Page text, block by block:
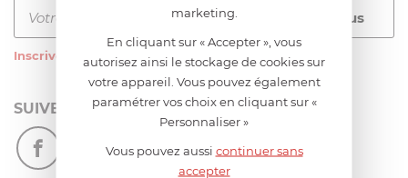
Inscrivez-vous à notre newsletter
SUIVEZ-NOUS
marketing.
En cliquant sur « Accepter », vous
autorisez ainsi le stockage de cookies sur
votre appareil. Vous pouvez également
paramétrer vos choix en cliquant sur «
Personnaliser »
Vous pouvez aussi continuer sans
accepter